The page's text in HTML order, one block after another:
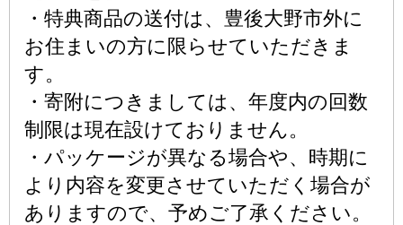
・特典商品の送付は、豊後大野市外に
お住まいの方に限らせていただきま
す。
・寄附につきましては、年度内の回数
制限は現在設けておりません。
・パッケージが異なる場合や、時期に
より内容を変更させていただく場合が
ありますので、予めご了承ください。